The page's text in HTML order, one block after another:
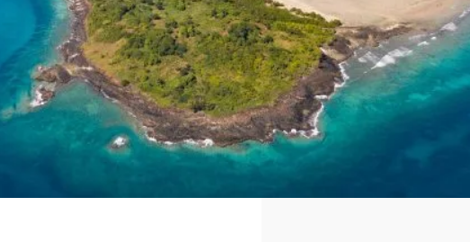
unsere 7-tägigen
Angelaufenthalte
ENTDECKEN SIE DEN AUFENTHALT